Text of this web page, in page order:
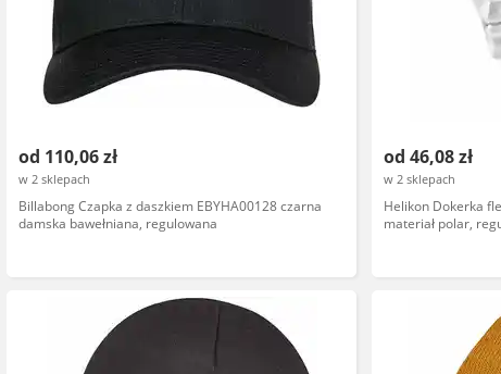
od 110,06 zł
w 2 sklepach
Billabong Czapka z daszkiem EBYHA00128 czarna
damska bawełniana, regulowana
od 46,08 zł
w 2 sklepach
Helikon Dokerka
materiał polar,